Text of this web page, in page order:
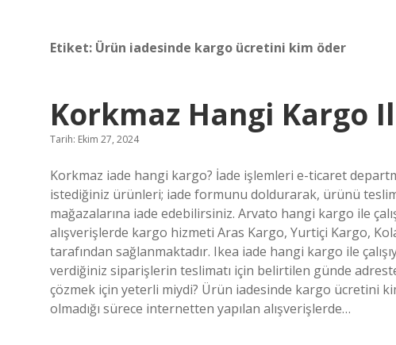
Etiket: Ürün iadesinde kargo ücretini kim öder
Korkmaz Hangi Kargo
Tarih: Ekim 27, 2024
Korkmaz iade hangi kargo? İade işlemleri e-ticaret
istediğiniz ürünleri; iade formunu doldurarak, ürünü
mağazalarına iade edebilirsiniz. Arvato hangi kargo ile
alışverişlerde kargo hizmeti Aras Kargo, Yurtiçi Kargo,
tarafından sağlanmaktadır. Ikea iade hangi kargo ile
verdiğiniz siparişlerin teslimatı için belirtilen günde
çözmek için yeterli miydi? Ürün iadesinde kargo ücretini
olmadığı sürece internetten yapılan alışverişlerde…